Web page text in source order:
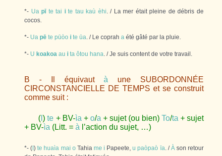
*- Ua pī te tai i te tau kaù èhi. / La mer était pleine de débris de
cocos.
*- Ua pē te pūòo i te ūa. / Le coprah a été gâté par la pluie.
*- U koakoa au i ta ôtou hana. / Je suis content de votre travail.
B - Il équivautà une SUBORDONNÉE
CIRCONSTANCIELLE DE TEMPS et se construit
comme suit :
( I)te + BV-ìa + o/a + sujet (ou bien) To/ta + sujet
+ BV-ìa (Litt. = à l’action du sujet, …)
*- ( I)te huaìa mai oTahia me i Papeete,u paòpaò īa. /Àson retour